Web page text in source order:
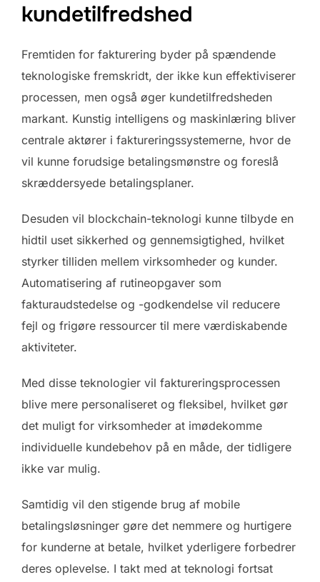
kundetilfredshed
Fremtiden for fakturering byder på spændende
teknologiske fremskridt, der ikke kun effektiviserer
processen, men også øger kundetilfredsheden
markant. Kunstig intelligens og maskinlæring bliver
centrale aktører i faktureringssystemerne, hvor de
vil kunne forudsige betalingsmønstre og foreslå
skræddersyede betalingsplaner.
Desuden vil blockchain-teknologi kunne tilbyde en
hidtil uset sikkerhed og gennemsigtighed, hvilket
styrker tilliden mellem virksomheder og kunder.
Automatisering af rutineopgaver som
fakturaudstedelse og -godkendelse vil reducere
fejl og frigøre ressourcer til mere værdiskabende
aktiviteter.
Med disse teknologier vil faktureringsprocessen
blive mere personaliseret og fleksibel, hvilket gør
det muligt for virksomheder at imødekomme
individuelle kundebehov på en måde, der tidligere
ikke var mulig.
Samtidig vil den stigende brug af mobile
betalingsløsninger gøre det nemmere og hurtigere
for kunderne at betale, hvilket yderligere forbedrer
deres oplevelse. I takt med at teknologi fortsat